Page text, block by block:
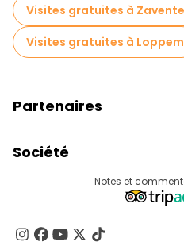
Visites gratuites à
Visites gratuites à Loppem
Partenaires
Connexion Du Fournisseur
Programme D’affiliation
Société
Contactez-Nous
Notes et